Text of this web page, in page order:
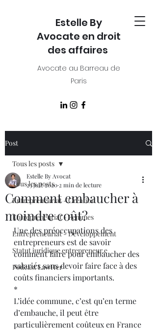
Estelle By
Avocate en droit
des affaires
Avocate au Barreau de
Paris
Post
Tous les posts
Entrepreneuriat - Création
Entrepreneuriat - Femmes
Entrepreneuriat - Développement
Statut juridique entrepreneur.e
Podcast LawHer
Tous les posts
Comment embaucher à
moindre coût?
Estelle By Avocat
23 juil. 2020 2 min de lecture
Une des préoccupations des
entrepreneurs est de savoir
comment faire pour embaucher des
salariés sans devoir faire face à des
coûts financiers importants.
*
L’idée commune, c’est qu’en terme
d’embauche, il peut être
particulièrement coûteux en France